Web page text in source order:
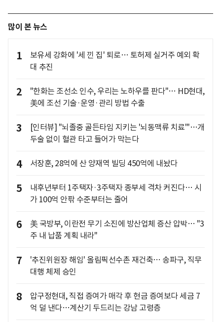
많이 본 뉴스
1
보유세 강화에 '세 낀 집' 퇴로… 토허제 실거주 예외 확
대 추진
2
"한화는 조선소 인수, 우리는 노하우를 판다"… HD현대,
美에 조선 기술·운영·관리 방법 수출
3
[인터뷰] "뇌졸중 골든타임 지키는 '뇌동맥류 치료'"…개
두술 없이 혈관 타고 들어가 막는다
4 서장훈, 28억에 산 양재역 빌딩 450억에 내놨다
5
내후년부터 1주택자·3주택자 종부세 격차 커진다… 시
가 100억 안팎 수준부터는 줄어
6
美 국방부, 이란전 무기 소진에 방산업체 증산 압박… "3
주 내 납품 계획 내라"
7
'추진위원장 해임' 올림픽선수촌 재건축… 송파구, 직무
대행 체제 승인
8
압구정현대, 직접 증여가 매각 후 현금 증여보다 세금 7
억 덜 낸다…계산기 두드리는 강남 고령층